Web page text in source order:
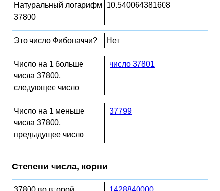
Натуральный логарифм
37800
10.540064381608
Это число Фибоначчи? Нет
Число на 1 больше
числа 37800,
следующее число
число 37801
Число на 1 меньше
числа 37800,
предыдущее число
37799
Степени числа, корни
37800 во второй
1428840000